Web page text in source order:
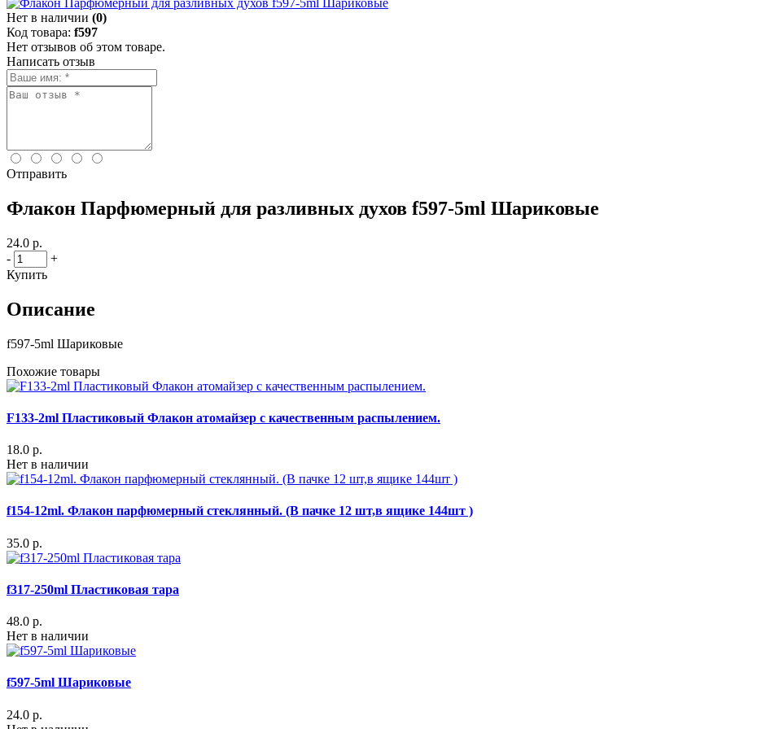
Нет в наличии (0)
Код товара: f597
Нет отзывов об этом товаре.
Написать отзыв
Отправить
Флакон Парфюмерный для разливных духов f597-5ml Шариковые
24.0 р.
-
+
Купить
Описание
f597-5ml Шариковые
Похожие товары
F133-2ml Пластиковый Флакон атомайзер с качественным распылением.
18.0 р.
Нет в наличии
f154-12ml. Флакон парфюмерный стеклянный. (В пачке 12 шт,в ящике 144шт )
35.0 р.
f317-250ml Пластиковая тара
48.0 р.
Нет в наличии
f597-5ml Шариковые
24.0 р.